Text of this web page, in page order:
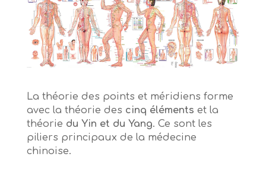
La théorie des points et méridiens forme
avec la théorie des cinq éléments et la
théorie du Yin et du Yang. Ce sont les
piliers principaux de la médecine
chinoise.